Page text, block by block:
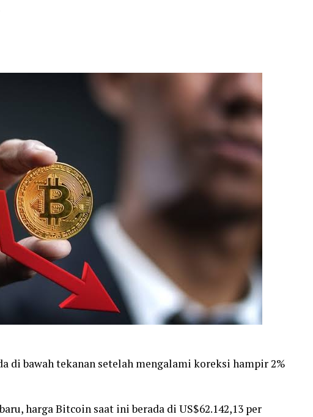
di bawah tekanan setelah mengalami koreksi hampir 2%
harga Bitcoin saat ini berada di US$62.142,13 per